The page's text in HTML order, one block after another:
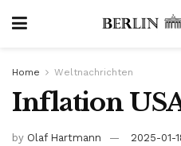
Home Weltnachrichten
Inflation
by Olaf Hartmann 2025-01-